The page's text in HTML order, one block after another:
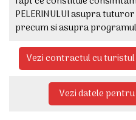
PELERINULUI asupra
precum si asupra
Vezi contractul cu
Vezi datele